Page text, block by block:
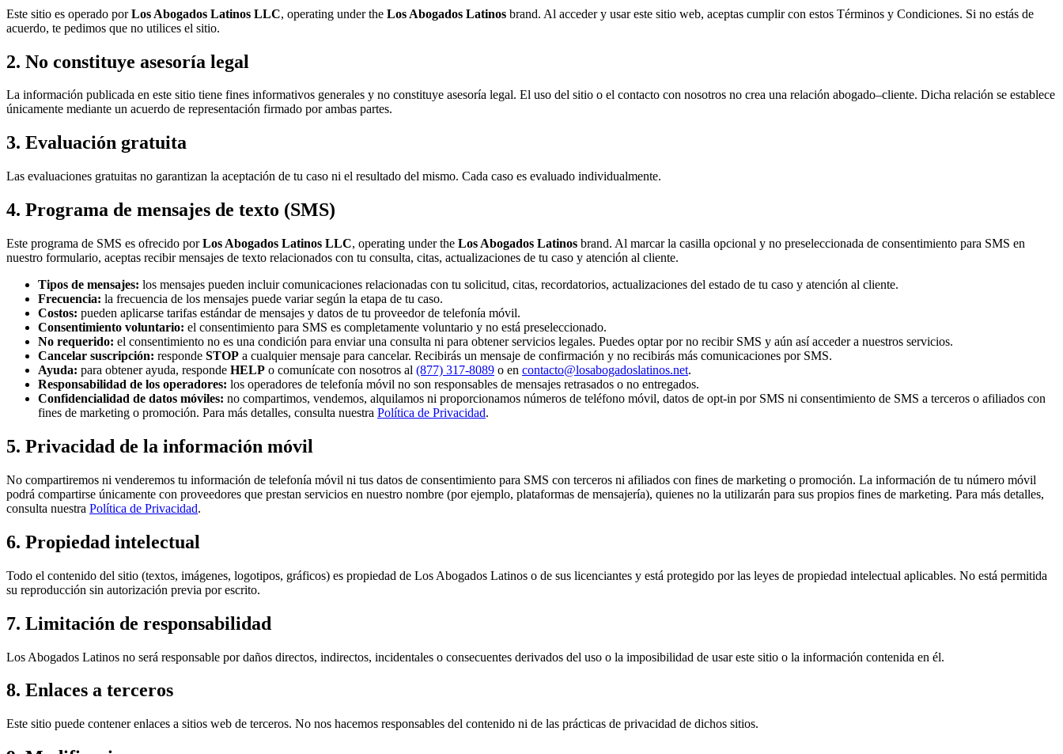
Este sitio es operado porLos Abogados Latinos LLC, operating under the Los Abogados Latinos brand. Al acceder y usar este sitio web, aceptas cumplir con estos Términos y Condiciones. Si no estás de
acuerdo, te pedimos que no utilices el sitio.
2. No constituye asesoría legal
La información publicada en este sitio tiene fines informativos generales y no constituye asesoría legal. El uso del sitio o el contacto con nosotros no crea una relación abogado–cliente. Dicha relación se establece
únicamente mediante un acuerdo de representación firmado por ambas partes.
3. Evaluación gratuita
Las evaluaciones gratuitas no garantizan la aceptación de tu caso ni el resultado del mismo. Cada caso es evaluado individualmente.
4. Programa de mensajes de texto (SMS)
Este programa de SMS es ofrecido porLos Abogados Latinos LLC, operating under the Los Abogados Latinos brand. Al marcar la casilla opcional y no preseleccionada de consentimiento para SMS en
nuestro formulario, aceptas recibir mensajes de texto relacionados con tu consulta, citas, actualizaciones de tu caso y atención al cliente.
Tipos de mensajes: los mensajes pueden incluir comunicaciones relacionadas con tu solicitud, citas, recordatorios, actualizaciones del estado de tu caso y atención al cliente.
Frecuencia: la frecuencia de los mensajes puede variar según la etapa de tu caso.
Costos: pueden aplicarse tarifas estándar de mensajes y datos de tu proveedor de telefonía móvil.
Consentimiento voluntario: el consentimiento para SMS es completamente voluntario y no está preseleccionado.
No requerido: el consentimiento no es una condición para enviar una consulta ni para obtener servicios legales. Puedes optar por no recibir SMS y aún así acceder a nuestros servicios.
Cancelar suscripción: responde STOP a cualquier mensaje para cancelar. Recibirás un mensaje de confirmación y no recibirás más comunicaciones por SMS.
Ayuda: para obtener ayuda, responde HELP o comunícate con nosotros al (877) 317-8089 o en contacto@losabogadoslatinos.net.
Responsabilidad de los operadores: los operadores de telefonía móvil no son responsables de mensajes retrasados o no entregados.
Confidencialidad de datos móviles: no compartimos, vendemos, alquilamos ni proporcionamos números de teléfono móvil, datos de opt-in por SMS ni consentimiento de SMS a terceros o afiliados con
fines de marketing o promoción. Para más detalles, consulta nuestra Política de Privacidad.
5. Privacidad de la información móvil
No compartiremos ni venderemos tu información de telefonía móvil ni tus datos de consentimiento para SMS con terceros ni afiliados con fines de marketing o promoción. La información de tu número móvil
podrá compartirse únicamente con proveedores que prestan servicios en nuestro nombre (por ejemplo, plataformas de mensajería), quienes no la utilizarán para sus propios fines de marketing. Para más detalles,
consulta nuestra Política de Privacidad.
6. Propiedad intelectual
Todo el contenido del sitio (textos, imágenes, logotipos, gráficos) es propiedad de Los Abogados Latinos o de sus licenciantes y está protegido por las leyes de propiedad intelectual aplicables. No está permitida
su reproducción sin autorización previa por escrito.
7. Limitación de responsabilidad
Los Abogados Latinos no será responsable por daños directos, indirectos, incidentales o consecuentes derivados del uso o la imposibilidad de usar este sitio o la información contenida en él.
8. Enlaces a terceros
Este sitio puede contener enlaces a sitios web de terceros. No nos hacemos responsables del contenido ni de las prácticas de privacidad de dichos sitios.